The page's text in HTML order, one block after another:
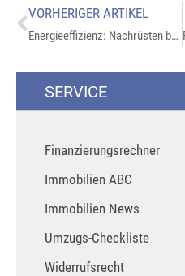
VORHERIGER ARTIKEL
Energieeffizienz: Nachrüsten bei Eigentümerwechsel
SERVICE
Finanzierungsrechner
Immobilien ABC
Immobilien News
Umzugs-Checkliste
Widerrufsrecht